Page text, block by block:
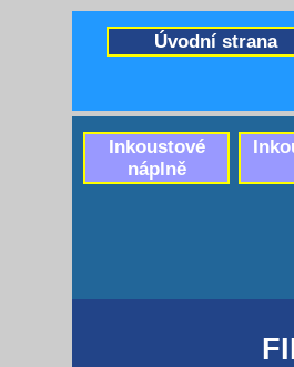
Úvodní strana
Inkoustové
náplně